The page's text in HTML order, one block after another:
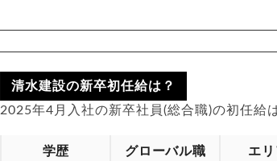
清水建設の新卒初任給は？
2025年4月入社の新卒社員(総合職)の初任給
学歴 グローバル職 エ